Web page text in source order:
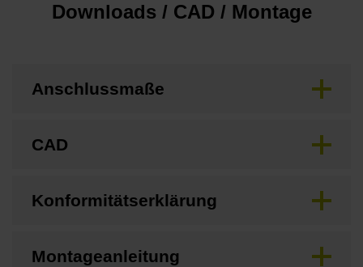
Downloads / CAD / Montage
Anschlussmaße
CAD
Konformitätserklärung
Montageanleitung